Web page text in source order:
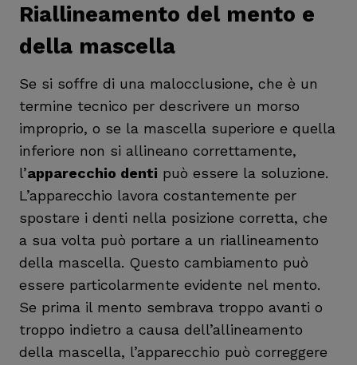
Riallineamento del mento e
della mascella
Se si soffre di una malocclusione, che è un
termine tecnico per descrivere un morso
improprio, o se la mascella superiore e quella
inferiore non si allineano correttamente,
l’apparecchio denti può essere la soluzione.
L’apparecchio lavora costantemente per
spostare i denti nella posizione corretta, che
a sua volta può portare a un riallineamento
della mascella. Questo cambiamento può
essere particolarmente evidente nel mento.
Se prima il mento sembrava troppo avanti o
troppo indietro a causa dell’allineamento
della mascella, l’apparecchio può correggere